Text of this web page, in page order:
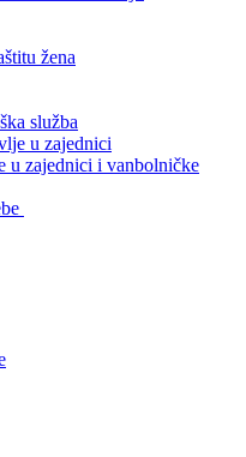
žena
služba
u zajednici
u zajednici i vanbolničke